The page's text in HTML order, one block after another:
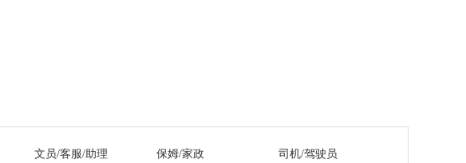
文员/客服/助理 保姆/家政 司机/驾驶员